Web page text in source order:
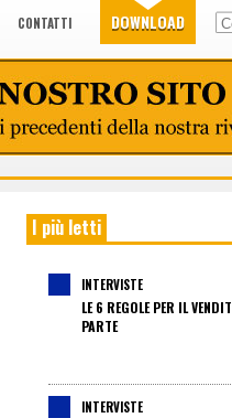
CONTATTI DOWNLOAD
I più letti
INTERVISTE
LE 6 REGOLE PER IL
PARTE
INTERVISTE